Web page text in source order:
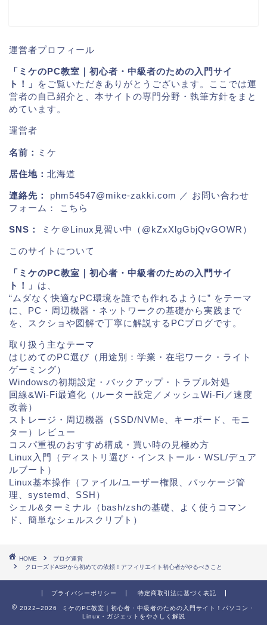
運営者プロフィール
「ミケのPC教室｜初心者・中級者のための入門サイ
ト！」
をご覧いただきありがとうございます。ここでは運
営者の自己紹介と、本サイトの専門分野・執筆方針をまと
めています。
運営者
名前： ミケ
居住地： 北海道
連絡先： phm54547@mike-zakki.com ／ お問い合わせ
フォーム：
こちら
SNS： ミケ＠Linux見習い中（@kZxXlgGbjQvGOWR）
このサイトについて
「ミケのPC教室｜初心者・中級者のための入門サイ
ト！」 は、
“ムダなく快適なPC環境を誰でも作れるように” をテーマ
に、PC・周辺機器・ネットワークの基礎から実践まで
を、スクショや図解で丁寧に解説するPCブログです。
取り扱う主なテーマ
はじめてのPC選び（用途別：学業・在宅ワーク・ライト
ゲーミング）
Windowsの初期設定・バックアップ・トラブル対処
回線&Wi-Fi最適化（ルーター設定／メッシュWi-Fi／速度
改善）
ストレージ・周辺機器（SSD/NVMe、キーボード、モニ
ター）レビュー
コスパ重視のおすすめ構成・買い時の見極め方
Linux入門（ディストリ選び・インストール・WSL/デュア
ルブート）
Linux基本操作（ファイル/ユーザー権限、パッケージ管
理、systemd、SSH）
シェル&ターミナル（bash/zshの基礎、よく使うコマン
ド、簡単なシェルスクリプト）
HOME
ブログ運営
クローズドASPから初めての依頼！アフィリエイト初心者がやるべきこと
プライバシーポリシー 特定商取引法に基づく表記
2022–2026 ミケのPC教室｜初心者・中級者のための入門サイト！パソコン・
Linux・ガジェットをやさしく解説